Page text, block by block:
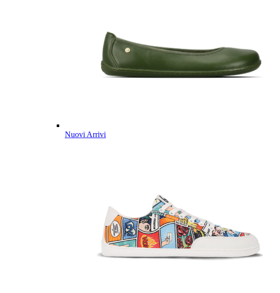
Nuovi Arrivi